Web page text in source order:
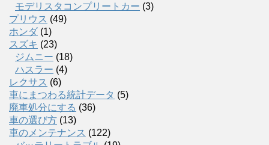
モデリスタコンプリートカー (3)
プリウス (49)
ホンダ (1)
スズキ (23)
ジムニー (18)
ハスラー (4)
レクサス (6)
車にまつわる統計データ (5)
廃車処分にする (36)
車の選び方 (13)
車のメンテナンス (122)